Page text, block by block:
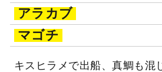
アラカブ
マゴチ
キスヒラメで出船、真鯛も混